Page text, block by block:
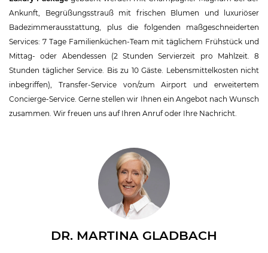
Ankunft, Begrüßungsstrauß mit frischen Blumen und luxuriöser
Badezimmerausstattung, plus die folgenden maßgeschneiderten
Services: 7 Tage Familienküchen-Team mit täglichem Frühstück und
Mittag- oder Abendessen (2 Stunden Servierzeit pro Mahlzeit. 8
Stunden täglicher Service. Bis zu 10 Gäste. Lebensmittelkosten nicht
inbegriffen), Transfer-Service von/zum Airport und erweitertem
Concierge-Service.Gerne stellen wir Ihnen ein Angebot nach Wunsch
zusammen. Wir freuen uns auf Ihren Anruf oder Ihre Nachricht.
DR. MARTINA GLADBACH